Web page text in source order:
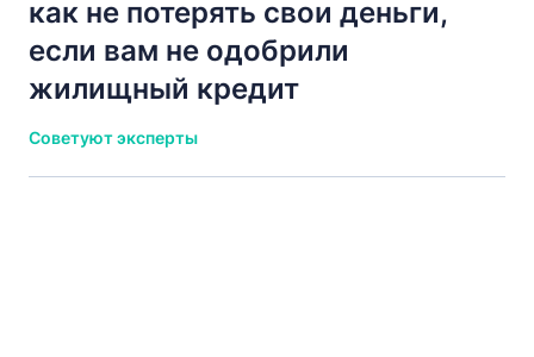
как не потерять свои деньги,
если вам не одобрили
жилищный кредит
Советуют эксперты